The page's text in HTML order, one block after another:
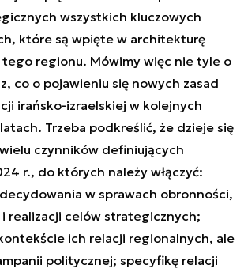
wszystkich kluczowych
które są wpięte w architekturę
regionu. Mówimy więc nie tyle o
co o pojawieniu się nowych zasad
irańsko-izraelskiej w kolejnych
Trzeba podkreślić, że dzieje się
czynników definiujących
r., do których należy włączyć:
w sprawach obronności,
realizacji celów strategicznych;
ich relacji regionalnych, ale
politycznej; specyfikę relacji